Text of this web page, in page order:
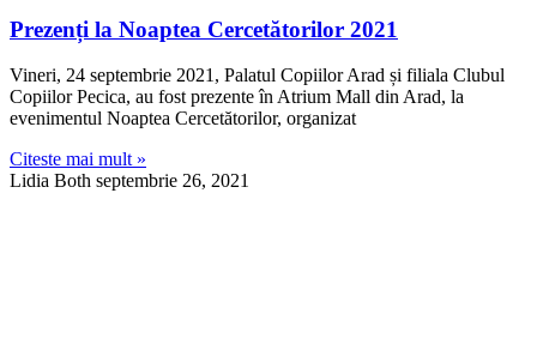
Prezenți la Noaptea Cercetătorilor 2021
Vineri, 24 septembrie 2021, Palatul Copiilor Arad și filiala Clubul
Copiilor Pecica, au fost prezente în Atrium Mall din Arad, la
evenimentul Noaptea Cercetătorilor, organizat
Citeste mai mult »
Lidia Both septembrie 26, 2021